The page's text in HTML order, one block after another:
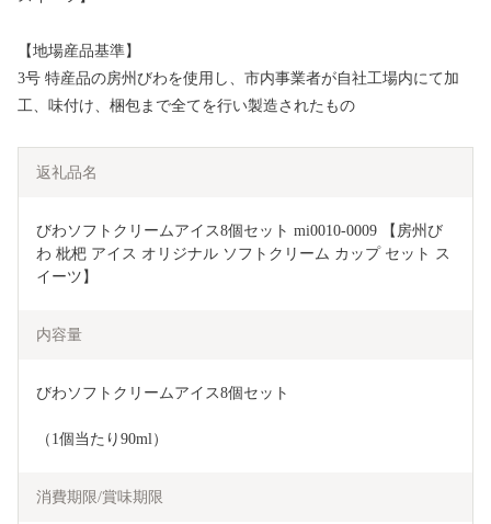
【地場産品基準】
3号 特産品の房州びわを使用し、市内事業者が自社工場内にて加
工、味付け、梱包まで全てを行い製造されたもの
返礼品名
びわソフトクリームアイス8個セット mi0010-0009 【房州び
わ 枇杷 アイス オリジナル ソフトクリーム カップ セット ス
イーツ】
内容量
びわソフトクリームアイス8個セット
（1個当たり90ml）
消費期限/賞味期限